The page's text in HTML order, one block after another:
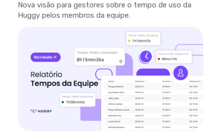
Nova visão para gestores sobre o tempo de uso da
Huggy pelos membros da equipe.